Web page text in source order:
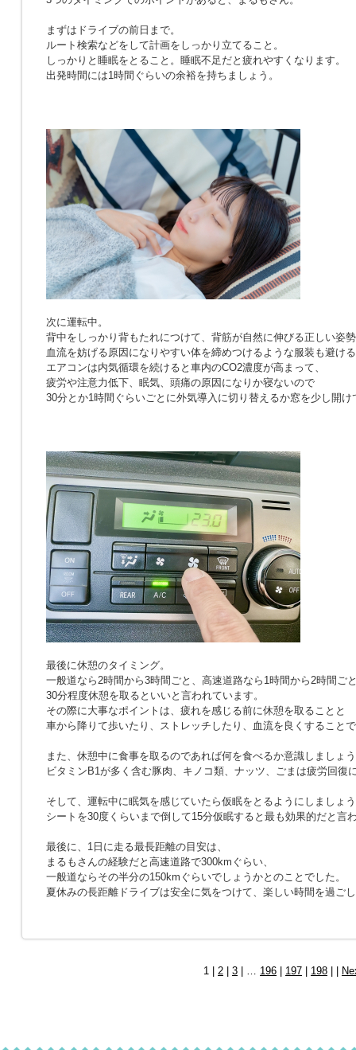
まずはドライブの前日まで。
ルート検索などをして計画をしっかり立てること。
しっかりと睡眠をとること。睡眠不足だと疲れやすくなります。
出発時間には1時間ぐらいの余裕を持ちましょう。
次に運転中。
背中をしっかり背もたれにつけて、背筋が自然に伸びる正しい姿
血流を妨げる原因になりやすい体を締めつけるような服装も避け
エアコンは内気循環を続けると車内のCO2濃度が高まって、
疲労や注意力低下、眠気、頭痛の原因になりか寝ないので
30分とか1時間ぐらいごとに外気導入に切り替えるか窓を少し開け
最後に休憩のタイミング。
一般道なら2時間から3時間ごと、高速道路なら1時間から2時間ご
30分程度休憩を取るといいと言われています。
その際に大事なポイントは、疲れを感じる前に休憩を取ることと
車から降りて歩いたり、ストレッチしたり、血流を良くすること
また、休憩中に食事を取るのであれば何を食べるか意識しましょ
ビタミンB1が多く含む豚肉、キノコ類、ナッツ、ごまは疲労回復
そして、運転中に眠気を感じていたら仮眠をとるようにしましょ
シートを30度くらいまで倒して15分仮眠すると最も効果的だと言
最後に、1日に走る最長距離の目安は、
まるもさんの経験だと高速道路で300kmぐらい、
一般道ならその半分の150kmぐらいでしょうかとのことでした。
夏休みの長距離ドライブは安全に気をつけて、楽しい時間を過ご
1 | 2 3 | … 196 197 198